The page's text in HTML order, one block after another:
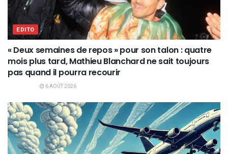
EDITO
« Deux semaines de repos » pour son talon : quatre
mois plus tard, Mathieu Blanchard ne sait toujours
pas quand il pourra recourir
6 AOÛT 2026